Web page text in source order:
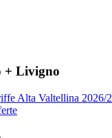
+ Livigno
Alta Valtellina 2026/